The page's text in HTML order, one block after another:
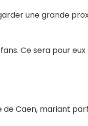
une grande
Ce sera pour
Caen, mariant